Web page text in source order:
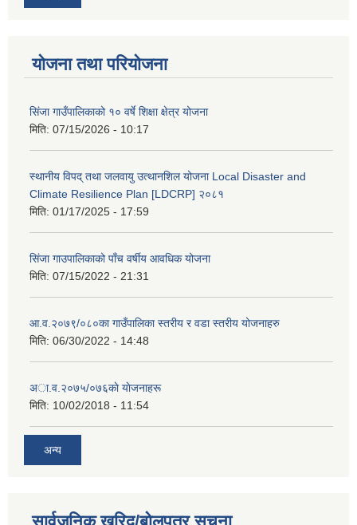
योजना तथा परियोजना
सिंजा गाउँपालिकाको १० वर्षे शिक्षा क्षेत्र योजना
मिति: 07/15/2026 - 10:17
स्थानीय विपद् तथा जलवायु उत्थानशिल योजना Local Disaster and
Climate Resilience Plan [LDCRP] २०८१
मिति: 01/17/2025 - 17:59
सिंजा गाउपालिकाको पाँच वर्षीय आवधिक योजना
मिति: 07/15/2022 - 21:31
आ.व.२०७९/०८०का गाउँपालिका स्तरीय र वडा स्तरीय योजनाहरु
मिति: 06/30/2022 - 14:48
अा‍‍.व.२०७५/०७६काे याेजनाहरू
मिति: 10/02/2018 - 11:54
अन्य